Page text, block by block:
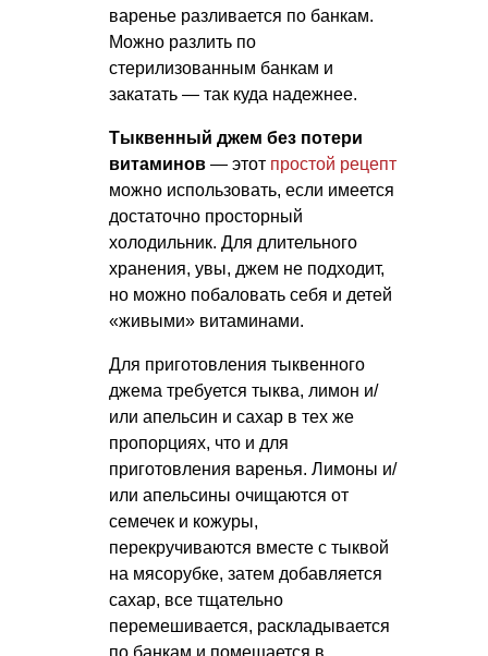
варенье разливается по банкам.
Можно разлить по
стерилизованным банкам и
закатать — так куда надежнее.
Тыквенный джем без потери
витаминов — этот простой рецепт
можно использовать, если имеется
достаточно просторный
холодильник. Для длительного
хранения, увы, джем не подходит,
но можно побаловать себя и детей
«живыми» витаминами.
Для приготовления тыквенного
джема требуется тыква, лимон и/
или апельсин и сахар в тех же
пропорциях, что и для
приготовления варенья. Лимоны и/
или апельсины очищаются от
семечек и кожуры,
перекручиваются вместе с тыквой
на мясорубке, затем добавляется
сахар, все тщательно
перемешивается, раскладывается
по банкам и помещается в